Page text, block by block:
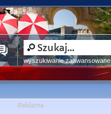
wyszukiwanie zaawansowane